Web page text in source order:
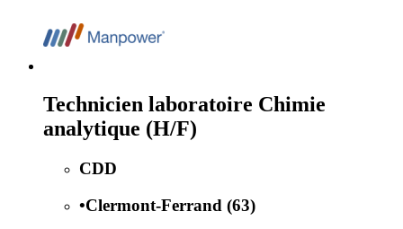
Technicien laboratoire Chimie
analytique (H/F)
CDD
•Clermont-Ferrand (63)